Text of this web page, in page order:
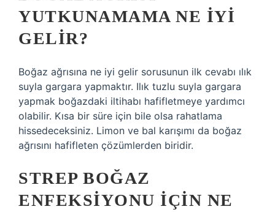
YUTKUNAMAMA NE IYI
GELIR?
Boğaz ağrısına ne iyi gelir sorusunun ilk cevabı ılık
suyla gargara yapmaktır. Ilık tuzlu suyla gargara
yapmak boğazdaki iltihabı hafifletmeye yardımcı
olabilir. Kısa bir süre için bile olsa rahatlama
hissedeceksiniz. Limon ve bal karışımı da boğaz
ağrısını hafifleten çözümlerden biridir.
STREP BOĞAZ
ENFEKSIYONU IÇIN NE